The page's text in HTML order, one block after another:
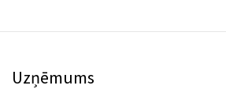
Uzņēmums